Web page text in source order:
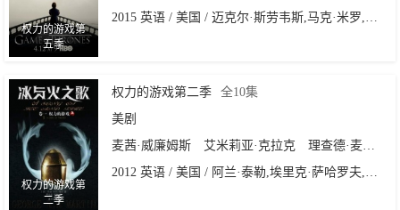
权力的游戏第
五季
2015 英语 / 美国 / 迈克尔·斯劳韦斯,马克·米罗,杰雷米·波德斯瓦,Miguel·Sapochnik,大卫·努特尔
权力的游戏第
二季
权力的游戏第二季
全10集
美剧
麦茜·威廉姆斯
艾米莉亚·克拉克 理查德·麦登
2012 英语 / 美国 / 阿兰·泰勒,埃里克·萨哈罗夫,大卫·彼特拉克,大卫·努特尔,尼尔·马歇尔